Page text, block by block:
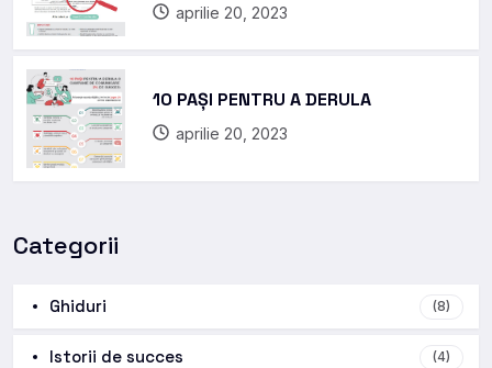
aprilie 20, 2023
10 PAȘI PENTRU A DERULA
aprilie 20, 2023
Categorii
Ghiduri (8)
Istorii de succes (4)